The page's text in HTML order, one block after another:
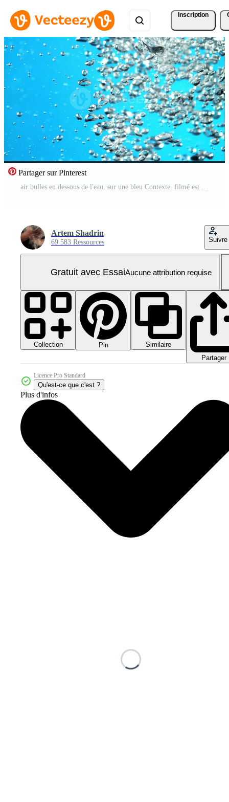
Inscription
Partager sur Pinterest
air bulles en dessous de l'eau. sur une bleu Contexte. filmé est lent mouvement 1000 ips. haute qualité Full HD métrage Vidéo Pro
Artem Shadrin
69 583 Ressources Suivre
Gratuit avec EssaiAucune attribution requise
Collection Pin
Similaire
Partager
Licence Pro Standard
Qu'est-ce que c'est ?
Plus d'infos